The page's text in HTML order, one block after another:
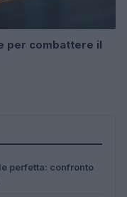
per combattere il
perfetta: confronto